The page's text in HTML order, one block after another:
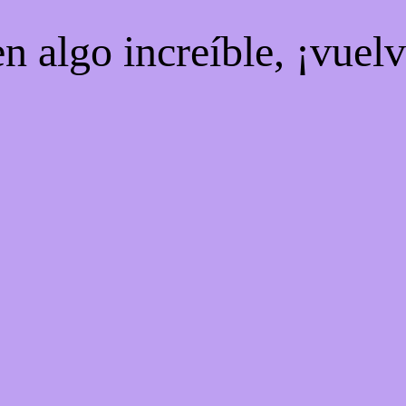
algo increíble,